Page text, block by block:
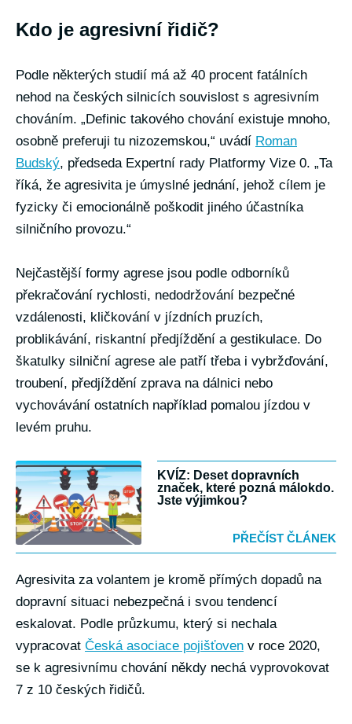
Kdo je agresivní řidič?
Podle některých studií má až 40 procent fatálních
nehod na českých silnicích souvislost s agresivním
chováním. „Definic takového chování existuje mnoho,
osobně preferuji tu nizozemskou,“ uvádí Roman
Budský, předseda Expertní rady Platformy Vize 0. „Ta
říká, že agresivita je úmyslné jednání, jehož cílem je
fyzicky či emocionálně poškodit jiného účastníka
silničního provozu.“
Nejčastější formy agrese jsou podle odborníků
překračování rychlosti, nedodržování bezpečné
vzdálenosti, kličkování v jízdních pruzích,
problikávání, riskantní předjíždění a gestikulace. Do
škatulky silniční agrese ale patří třeba i vybržďování,
troubení, předjíždění zprava na dálnici nebo
vychovávání ostatních například pomalou jízdou v
levém pruhu.
KVÍZ: Deset dopravních
značek, které pozná málokdo.
Jste výjimkou?
PŘEČÍST ČLÁNEK
Agresivita za volantem je kromě přímých dopadů na
dopravní situaci nebezpečná i svou tendencí
eskalovat. Podle průzkumu, který si nechala
vypracovat Česká asociace pojišťoven v roce 2020,
se k agresivnímu chování někdy nechá vyprovokovat
7 z 10 českých řidičů.